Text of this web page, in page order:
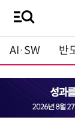
AI·SW 반